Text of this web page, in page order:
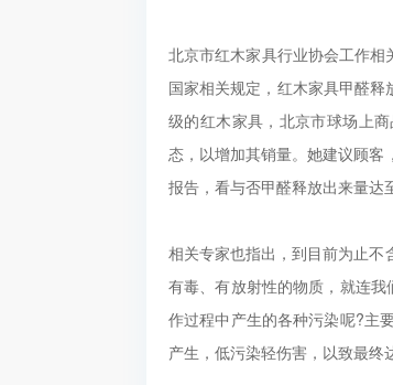
北京市红木家具行业协会工作相
国家相关规定，红木家具甲醛释
级的红木家具，北京市球场上
态，以增加其销量。她建议顾
报告，看与否甲醛释放出来量达
相关专家也指出，到目前为止不
有毒、有放射性的物质，就连
作过程中产生的各种污染呢?主
产生，低污染轻伤害，以致最终